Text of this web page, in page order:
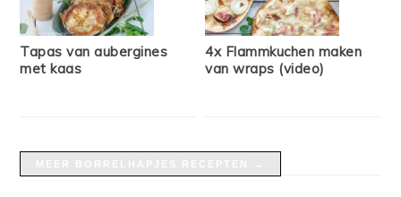
Tapas van aubergines
met kaas
4x Flammkuchen maken
van wraps (video)